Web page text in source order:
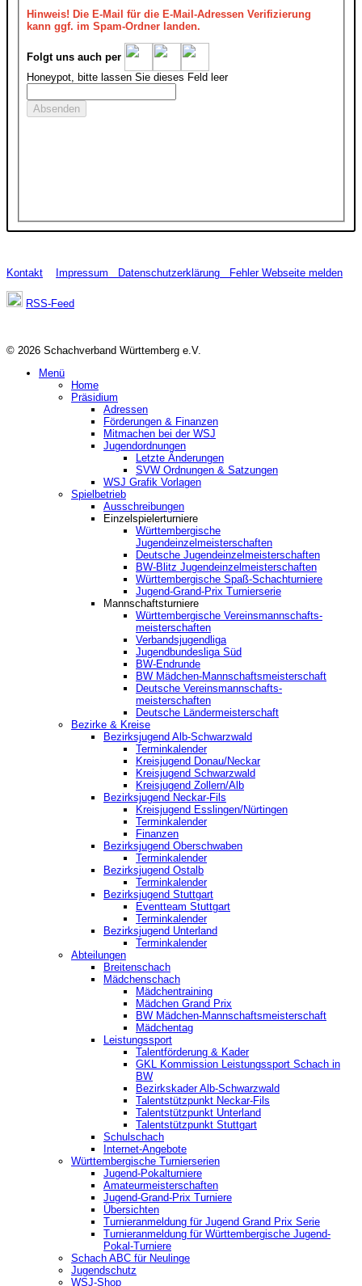
Hinweis! Die E-Mail für die E-Mail-Adressen Verifizierung
kann ggf. im Spam-Ordner landen.
Folgt uns auch per
Honeypot, bitte lassen Sie dieses Feld leer
Kontakt Impressum Datenschutzerklärung Fehler Webseite melden
RSS-Feed
© 2026 Schachverband Württemberg e.V.
Menü
Home
Präsidium
Adressen
Förderungen & Finanzen
Mitmachen bei der WSJ
Jugendordnungen
Letzte Änderungen
SVW Ordnungen & Satzungen
WSJ Grafik Vorlagen
Spielbetrieb
Ausschreibungen
Einzelspielerturniere
Württembergische
Jugendeinzelmeisterschaften
Deutsche Jugendeinzelmeisterschaften
BW-Blitz Jugendeinzelmeisterschaften
Württembergische Spaß-Schachturniere
Jugend-Grand-Prix Turnierserie
Mannschaftsturniere
Württembergische Vereinsmannschafts-
meisterschaften
Verbandsjugendliga
Jugendbundesliga Süd
BW-Endrunde
BW Mädchen-Mannschaftsmeisterschaft
Deutsche Vereinsmannschafts-
meisterschaften
Deutsche Ländermeisterschaft
Bezirke & Kreise
Bezirksjugend Alb-Schwarzwald
Terminkalender
Kreisjugend Donau/Neckar
Kreisjugend Schwarzwald
Kreisjugend Zollern/Alb
Bezirksjugend Neckar-Fils
Kreisjugend ‎Esslingen/Nürtingen
Terminkalender
Finanzen
Bezirksjugend Oberschwaben
Terminkalender
Bezirksjugend Ostalb
Terminkalender
Bezirksjugend Stuttgart
‎Eventteam Stuttgart
Terminkalender
Bezirksjugend Unterland
Terminkalender
Abteilungen
Breitenschach
Mädchenschach
Mädchentraining
Mädchen Grand Prix
BW Mädchen-Mannschaftsmeisterschaft
Mädchentag
Leistungssport
Talentförderung & Kader
GKL Kommission Leistungssport Schach in
BW
Bezirkskader Alb-Schwarzwald
Talentstützpunkt Neckar-Fils
Talentstützpunkt Unterland
Talentstützpunkt Stuttgart
Schulschach
Internet-Angebote
Württembergische Turnierserien
Jugend-Pokalturniere
Amateurmeisterschaften
Jugend-Grand-Prix Turniere
Übersichten
Turnieranmeldung für Jugend Grand Prix Serie
Turnieranmeldung für Württembergische Jugend-
Pokal-Turniere
Schach ABC für Neulinge
Jugendschutz
WSJ-Shop